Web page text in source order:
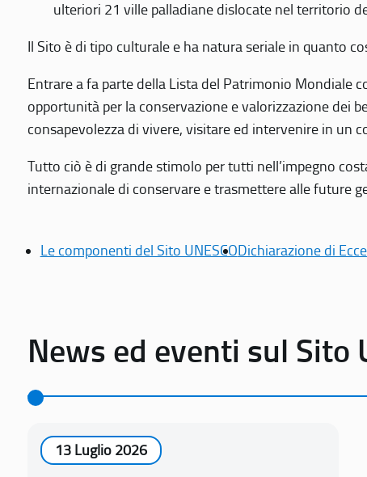
ulteriori 21 ville palladiane dislocate nel territorio
Il Sito è di tipo culturale e ha natura seriale in quanto
Entrare a fa parte della Lista del Patrimonio Mondiale
opportunità per la conservazione e valorizzazione dei
consapevolezza di vivere, visitare ed intervenire in un
Tutto ciò è di grande stimolo per tutti nell’impegno
internazionale di conservare e trasmettere alle future
Le componenti del Sito UNESCODichiarazione di
News ed eventi sul Sito
13 Luglio 2026